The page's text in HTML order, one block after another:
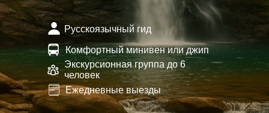
Комфортный минивен или джип
Ежедневные выезды
Экскурсионная группа до 6
человек
Русскоязычный гид